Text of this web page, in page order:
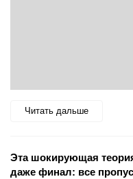
Читать дальше
Эта шокирующая
даже финал: все